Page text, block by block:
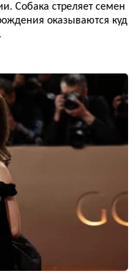
Собака стреляет семен
оказываются куд